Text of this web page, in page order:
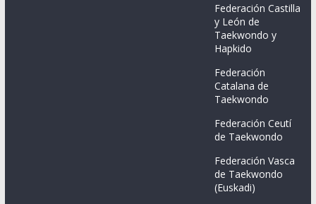
Federación Castilla
y León de
Taekwondo y
Hapkido
Federación
Catalana de
Taekwondo
Federación Ceutí
de Taekwondo
Federación Vasca
de Taekwondo
(Euskadi)